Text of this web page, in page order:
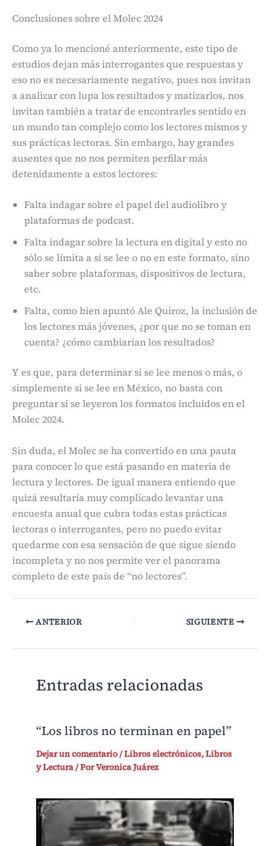
Conclusiones sobre el Molec 2024
Como ya lo mencioné anteriormente, este tipo de
estudios dejan más interrogantes que respuestas y
eso no es necesariamente negativo, pues nos invitan
a analizar con lupa los resultados y matizarlos, nos
invitan también a tratar de encontrarles sentido en
un mundo tan complejo como los lectores mismos y
sus prácticas lectoras. Sin embargo, hay grandes
ausentes que no nos permiten perfilar más
detenidamente a estos lectores:
Falta indagar sobre el papel del audiolibro y
plataformas de podcast.
Falta indagar sobre la lectura en digital y esto no
sólo se limita a si se lee o no en este formato, sino
saber sobre plataformas, dispositivos de lectura,
etc.
Falta, como bien apuntó Ale Quiroz, la inclusión de
los lectores más jóvenes, ¿por que no se toman en
cuenta? ¿cómo cambiarían los resultados?
Y es que, para determinar si se lee menos o más, o
simplemente si se lee en México, no basta con
preguntar si se leyeron los formatos incluidos en el
Molec 2024.
Sin duda, el Molec se ha convertido en una pauta
para conocer lo que está pasando en materia de
lectura y lectores. De igual manera entiendo que
quizá resultaría muy complicado levantar una
encuesta anual que cubra todas estas prácticas
lectoras o interrogantes, pero no puedo evitar
quedarme con esa sensación de que sigue siendo
incompleta y no nos permite ver el panorama
completo de este país de “no lectores”.
ANTERIOR SIGUIENTE
Entradas relacionadas
“Los libros no terminan en papel”
Dejar un comentario/Libros electrónicos,Libros
y Lectura/ PorVeronica Juárez